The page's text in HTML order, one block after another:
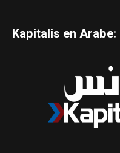
Kapitalis en Arabe: